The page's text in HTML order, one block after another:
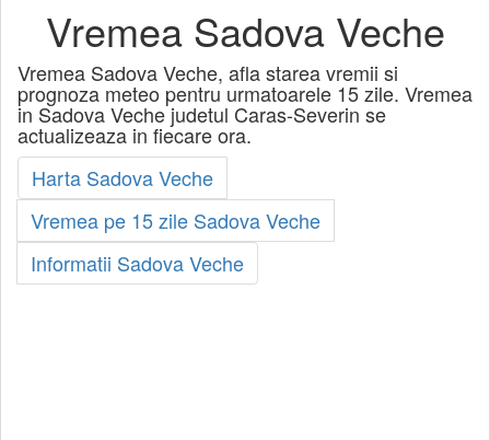
Vremea Sadova Veche
Vremea Sadova Veche, afla starea vremii si
prognoza meteo pentru urmatoarele 15 zile. Vremea
in Sadova Veche judetul Caras-Severin se
actualizeaza in fiecare ora.
Harta Sadova Veche
Vremea pe 15 zile Sadova Veche
Informatii Sadova Veche